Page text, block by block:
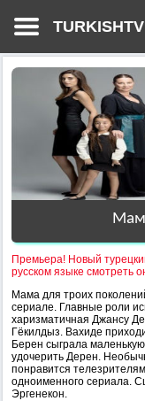
TURKISHTV
Премьера! Новый
русском языке смотреть
Мама для троих
сериале. Главные роли
харизматичная Джансу
Гёкилдыз. Вахиде
Берен сыграла
удочерить Дерен.
понравится
одноименного сериала.
Эргенекон.